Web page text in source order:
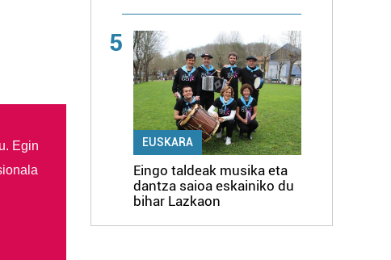
Egin
5
EUSKARA
Eingo taldeak musika eta
dantza saioa eskainiko du
bihar Lazkaon